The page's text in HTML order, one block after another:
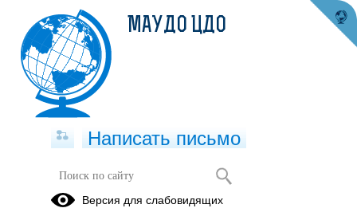
Публикации за Май 2026
МАУДО ЦДО
Написать письмо
Версия для слабовидящих